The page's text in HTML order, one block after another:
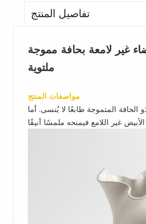
تفاصيل المنتج
غير لامعة بحافة مموجة
ملتوية
مواصفات المنتج
المتموجة طابعًا لا يُنسى. أما